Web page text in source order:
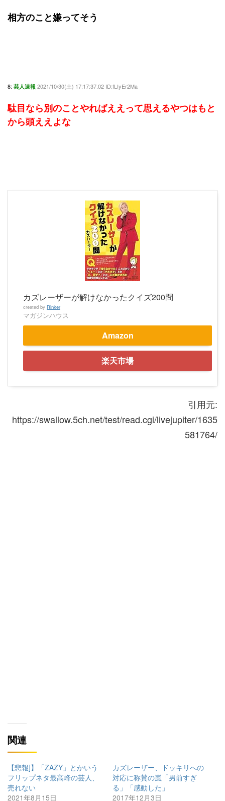
相方のこと嫌ってそう
8: 芸人速報 2021/10/30(土) 17:17:37.02 ID:fLIyEr2Ma
駄目なら別のことやればええって思えるやつはもと
から頭ええよな
カズレーザーが解けなかったクイズ200問
created by Rinker
マガジンハウス
Amazon
楽天市場
引用元:
https://swallow.5ch.net/test/read.cgi/livejupiter/1635
581764/
関連
【悲報]】「ZAZY」とかいう
フリップネタ最高峰の芸人、
売れない
2021年8月15日
カズレーザー、ドッキリへの
対応に称賛の嵐「男前すぎ
る」「感動した」
2017年12月3日